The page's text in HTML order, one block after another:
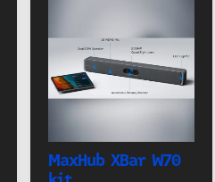
MaxHub XBar W70